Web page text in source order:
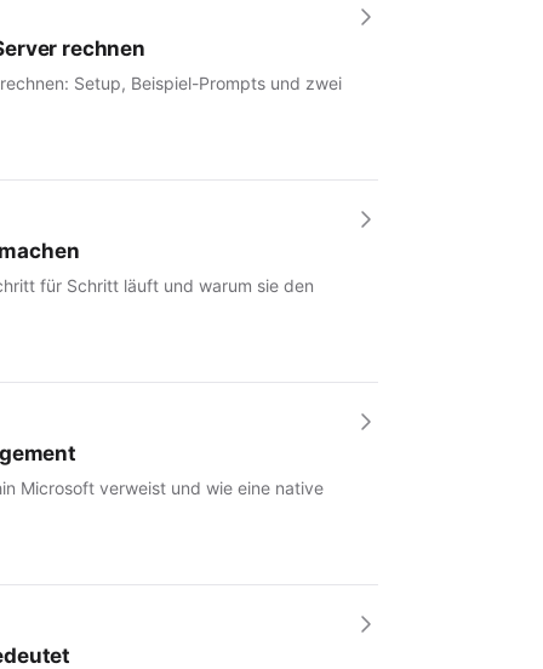
rechnen
Setup, Beispiel-Prompts und zwei
für Schritt läuft und warum sie den
Microsoft verweist und wie eine native